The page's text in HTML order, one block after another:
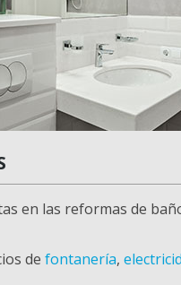
en las reformas de
de fontanería,